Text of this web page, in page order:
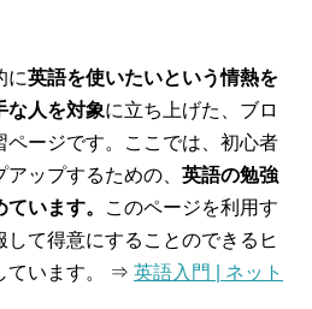
に英語を使いたいという情熱を
な人を対象に立ち上げた、ブロ
ページです。ここでは、初心者
ップするための、 英語の勉強
います。
このページを利用す
て得意にすることのできるヒ
ています。 ⇒ 英語入門 | ネット